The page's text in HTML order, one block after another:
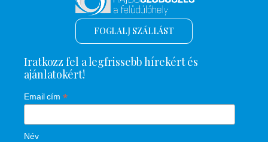
FOGLALJ SZÁLLÁST
Iratkozz fel a legfrissebb hírekért és
ajánlatokért!
Email cím *
Név